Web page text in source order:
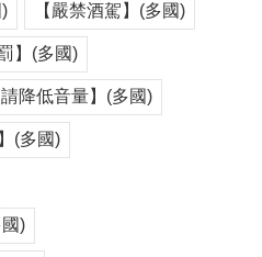
【嚴禁酒駕】(多國)
】(多國)
降低音量】(多國)
(多國)
)